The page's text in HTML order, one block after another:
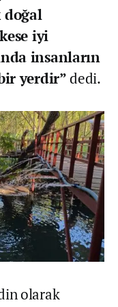
doğal
iyi
insanların
yerdir”dedi.
olarak